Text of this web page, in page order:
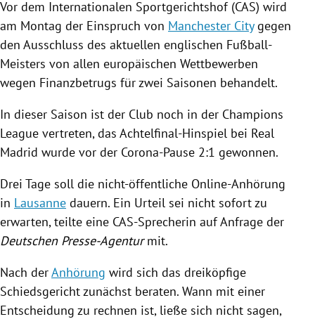
Untermenü
Vor dem Internationalen Sportgerichtshof(CAS) wird
am Montag der Einspruch von Manchester Citygegen
den Ausschluss des aktuellen englischen Fußball-
Meisters von allen europäischen Wettbewerben
wegen Finanzbetrugs für zwei Saisonen behandelt.
In dieser Saison ist der Club noch in der Champions
League vertreten, das Achtelfinal-Hinspiel bei Real
Madrid wurde vor der Corona-Pause 2:1 gewonnen.
Drei Tage soll die nicht-öffentliche Online-Anhörung
in Lausanne dauern. Ein Urteil sei nicht sofort zu
erwarten, teilte eine CAS-Sprecherin auf Anfrage der
Deutschen Presse-Agenturmit.
Nach derAnhörung wird sich das dreiköpfige
Schiedsgericht zunächst beraten. Wann mit einer
Entscheidung zu rechnen ist, ließe sich nicht sagen,